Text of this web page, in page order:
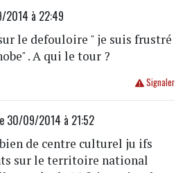
2014 à 22:49
le defouloire " je suis frustré
. A qui le tour ?
Signaler
30/09/2014 à 21:52
de centre culturel ju ifs
sur le territoire national